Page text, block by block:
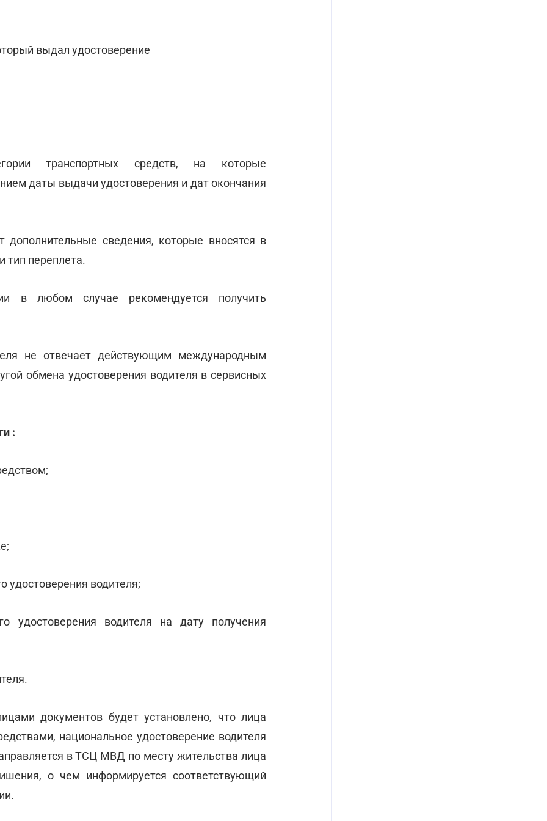
выдал удостоверение
транспортных средств, на которые
даты выдачи удостоверения и дат окончания
дополнительные сведения, которые вносятся в
тип переплета.
в любом случае рекомендуется получить
не отвечает действующим международным
обмена удостоверения водителя в сервисных
:
удостоверения водителя;
удостоверения водителя на дату получения
документов будет установлено, что лица
национальное удостоверение водителя
в ТСЦ МВД по месту жительства лица
о чем информируется соответствующий